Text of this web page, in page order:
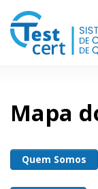
Mapa
Quem Somos